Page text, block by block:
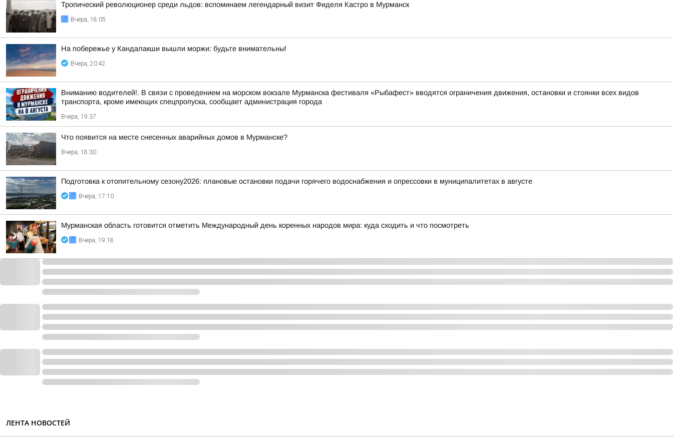
Тропический революционер среди льдов: вспоминаем легендарный визит Фиделя Кастро в Мурманск
Вчера, 18:05
На побережье у Кандалакши вышли моржи: будьте внимательны!
Вчера, 20:42
Вниманию водителей!. В связи с проведением на морском вокзале Мурманска фестиваля «Рыбафест» вводятся ограничения движения, остановки и стоянки всех видов
транспорта, кроме имеющих спецпропуска, сообщает администрация города
Вчера, 19:37
Что появится на месте снесенных аварийных домов в Мурманске?
Вчера, 18:30
Подготовка к отопительному сезону2026: плановые остановки подачи горячего водоснабжения и опрессовки в муниципалитетах в августе
Вчера, 17:10
Мурманская область готовится отметить Международный день коренных народов мира: куда сходить и что посмотреть
Вчера, 19:18
ЛЕНТА НОВОСТЕЙ